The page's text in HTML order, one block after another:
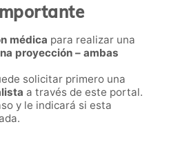
médica para realizar una
proyección – ambas
solicitar primero una
a través de este portal.
y le indicará si esta